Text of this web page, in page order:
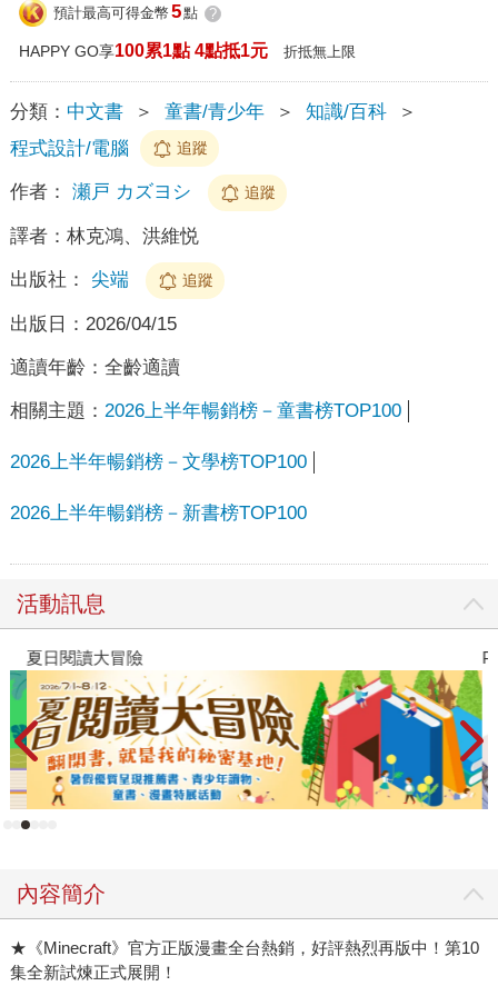
預計最高可得金幣 5點 ?
HAPPY GO享100累1點 4點抵1元 折抵無上限
分類： 中文書 ＞ 童書/青少年 ＞ 知識/百科
＞
程式設計/電腦
追蹤
作者： 瀬戸 カズヨシ 追蹤
譯者： 林克鴻、洪維悦
出版社： 尖端 追蹤
出版日： 2026/04/15
適讀年齡： 全齡適讀
相關主題： 2026上半年暢銷榜－童書榜TOP100
2026上半年暢銷榜－文學榜TOP100
2026上半年暢銷榜－新書榜TOP100
活動訊息
夏日閱讀大冒險
內容簡介
★《Minecraft》官方正版漫畫全台熱銷，好評熱烈再版中！第10
集全新試煉正式展開！